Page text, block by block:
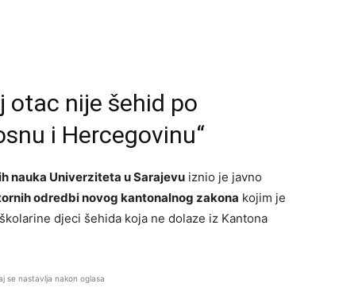
otac nije šehid po
i Hercegovinu“
nauka Univerziteta u Sarajevu iznio je javno
odredbi novog kantonalnog zakona kojim je
djeci šehida koja ne dolaze iz Kantona
se nastavlja nakon oglasa